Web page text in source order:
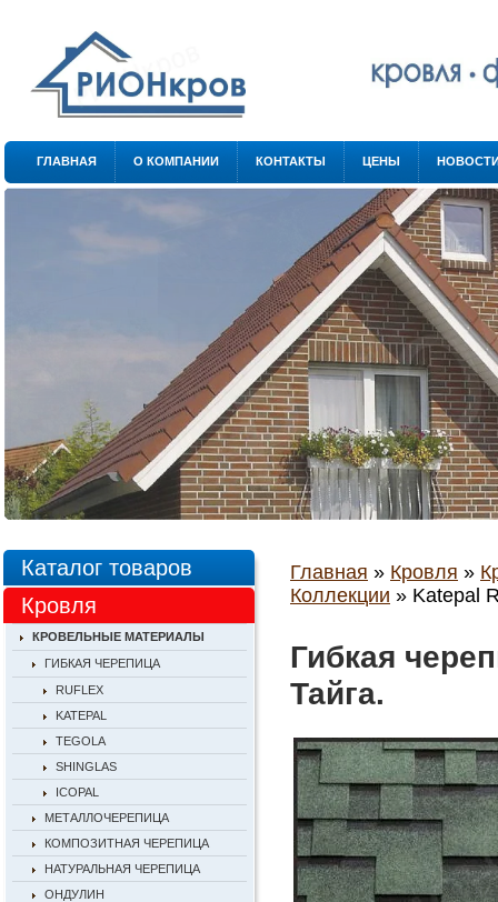
ГЛАВНАЯ О КОМПАНИИ КОНТАКТЫ ЦЕНЫ
Главная » Кровля »
Коллекции » Katepal
Гибкая
Тайга.
Каталог товаров
Кровля
КРОВЕЛЬНЫЕ МАТЕРИАЛЫ
ГИБКАЯ ЧЕРЕПИЦА
RUFLEX
KATEPAL
TEGOLA
SHINGLAS
ICOPAL
МЕТАЛЛОЧЕРЕПИЦА
КОМПОЗИТНАЯ ЧЕРЕПИЦА
НАТУРАЛЬНАЯ ЧЕРЕПИЦА
ОНДУЛИН